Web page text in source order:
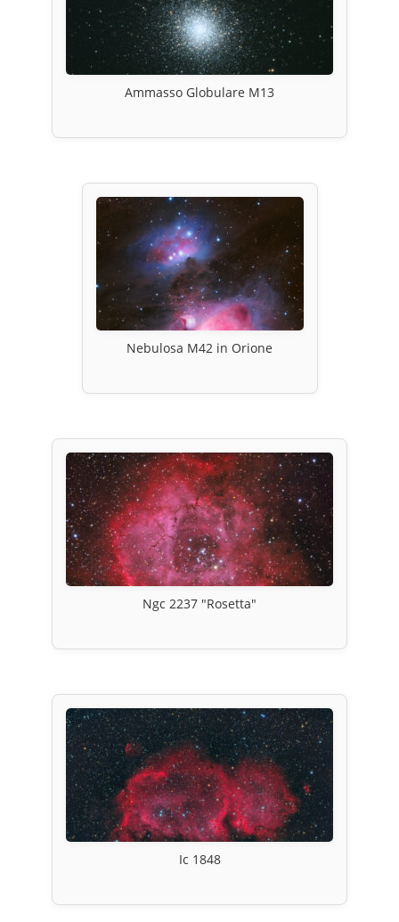
Ammasso Globulare M13
Nebulosa M42 in Orione
Ngc 2237 "Rosetta"
Ic 1848